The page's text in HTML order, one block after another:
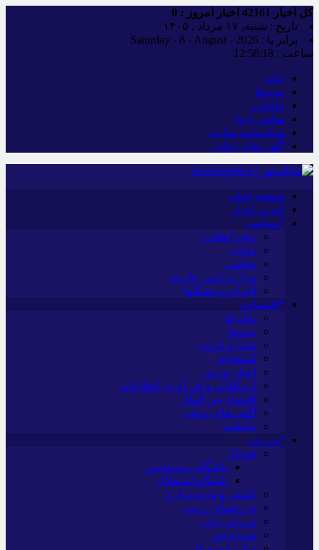
کل اخبار اخبار امروز : 0
تاریخ : شنبه, ۱۷ مرداد , ۱۴۰۵
برابر با : Saturday - 8 - August - 2026
ساعت : 12:58:18
خانه
پیوندها
تبلیغات
تماس با ما
شناسنامه سایت
آگهی های دولتی
صفحه اصلی
آخرین اخبار
*سیاسی
رهبر انقلاب
دولت
مجلس
وزارت امور خارجه
احزاب و تشکلها
*اقتصادی
بانک ها
بیمه‌ها
نفت و انرژی
استخدام
اخبار بورس
ارتباطات و فن آوری اطلاعات
اقتصاد بین الملل
آگهی های دولتی
تبلیغات
*ورزش
فوتبال
باشگاه پرسپولیس
باشگاه استقلال
کشتی و وزنه‌برداری
ورزشهای رزمی
ورزش زنان
توپ و تور